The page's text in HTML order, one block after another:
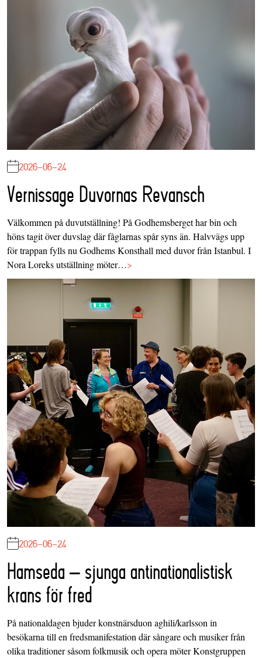
2026-06-24
Vernissage Duvornas Revansch
Välkommen på duvutställning! På Godhemsberget har bin och
höns tagit över duvslag där fåglarnas spår syns än. Halvvägs upp
för trappan fylls nu Godhems Konsthall med duvor från Istanbul. I
Nora Loreks utställning möter…>
2026-06-24
Hamseda – sjunga antinationalistisk
krans för fred
På nationaldagen bjuder konstnärsduon aghili/karlsson in
besökarna till en fredsmanifestation där sångare och musiker från
olika traditioner såsom folkmusik och opera möter Konstgruppen